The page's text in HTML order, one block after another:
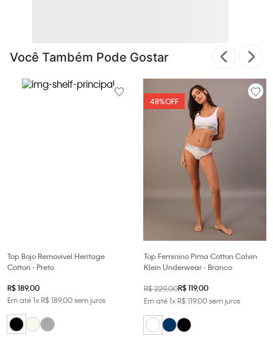
Você Também Pode Gostar
Top Bojo Removivel Heritage
Cotton - Preto
R$189,00
Em até1xR$189,00sem juros
48%OFF
Top Feminino Pima Cotton Calvin
Klein Underwear - Branco
R$229,00R$119,00
Em até1xR$119,00sem juros